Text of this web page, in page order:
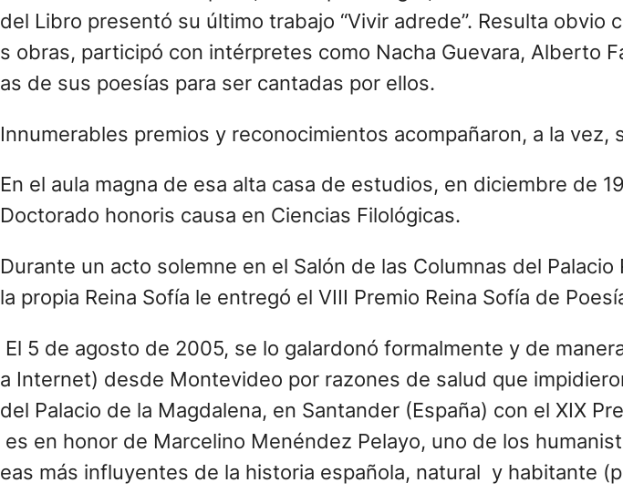
del Libro presentó su último trabajo “Vivir adrede”. Resulta
s obras, participó con intérpretes como Nacha Guevara, Alberto
as de sus poesías para ser cantadas por ellos.
Innumerables premios y reconocimientos acompañaron, a la
En el aula magna de esa alta casa de estudios, en diciembre de
Doctorado honoris causa en Ciencias Filológicas.
Durante un acto solemne en el Salón de las Columnas del
la propia Reina Sofía le entregó el VIII Premio Reina Sofía de
El 5 de agosto de 2005, se lo galardonó formalmente y de
a Internet) desde Montevideo por razones de salud que
del Palacio de la Magdalena, en Santander (España) con el XIX
es en honor de Marcelino Menéndez Pelayo, uno de los
eas más influyentes de la historia española, natural y habitante